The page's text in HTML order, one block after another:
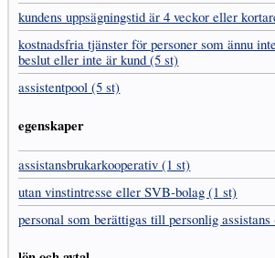
kundens uppsägnings­tid är 4 veckor eller
kostnads­fria tjänster för personer som ännu
beslut eller inte är kund (5 st)
assistentpool (5 st)
egenskaper
assistans­brukar­kooperativ (1 st)
utan vinst­intresse eller SVB-bolag (1 st)
personal som berättigas till personlig assistans